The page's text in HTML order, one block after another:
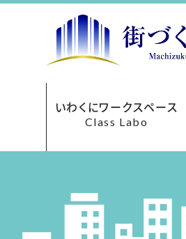
いわくにワークスペース
Class Labo